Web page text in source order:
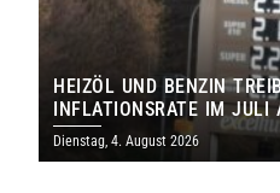
HEIZÖL UND BENZIN
INFLATIONSRATE IM
Dienstag, 4. August 2026